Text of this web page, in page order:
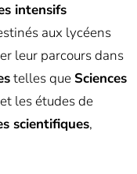
intensifs
aux lycéens
leur parcours dans
telles que Sciences
et les études de
scientifiques,